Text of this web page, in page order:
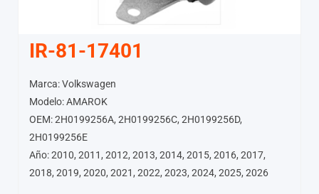
IR-81-17401
Marca: Volkswagen
Modelo: AMAROK
OEM: 2H0199256A, 2H0199256C, 2H0199256D,
2H0199256E
Año: 2010, 2011, 2012, 2013, 2014, 2015, 2016, 2017,
2018, 2019, 2020, 2021, 2022, 2023, 2024, 2025, 2026